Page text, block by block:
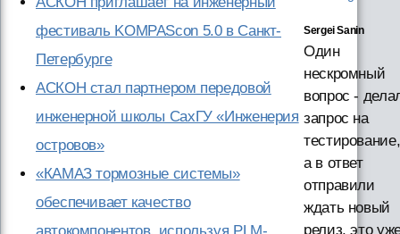
фестиваль KOMPAScon 5.0 в Санкт-
Петербурге
АСКОН стал партнером передовой
инженерной школы СахГУ «Инженерия
островов»
«КАМАЗ тормозные системы»
обеспечивает качество
Sergei Sanin
Один
нескромный
вопрос -
запрос на
тестирование,
а в ответ
отправили
ждать новый
релиз, это